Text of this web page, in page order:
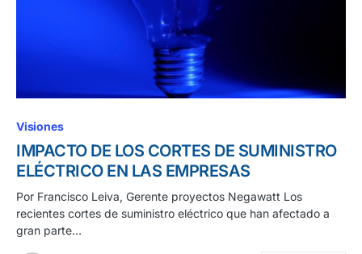
Visiones
IMPACTO DE LOS CORTES DE SUMINISTRO
ELÉCTRICO EN LAS EMPRESAS
Por Francisco Leiva, Gerente proyectos Negawatt Los
recientes cortes de suministro eléctrico que han afectado a
gran parte…